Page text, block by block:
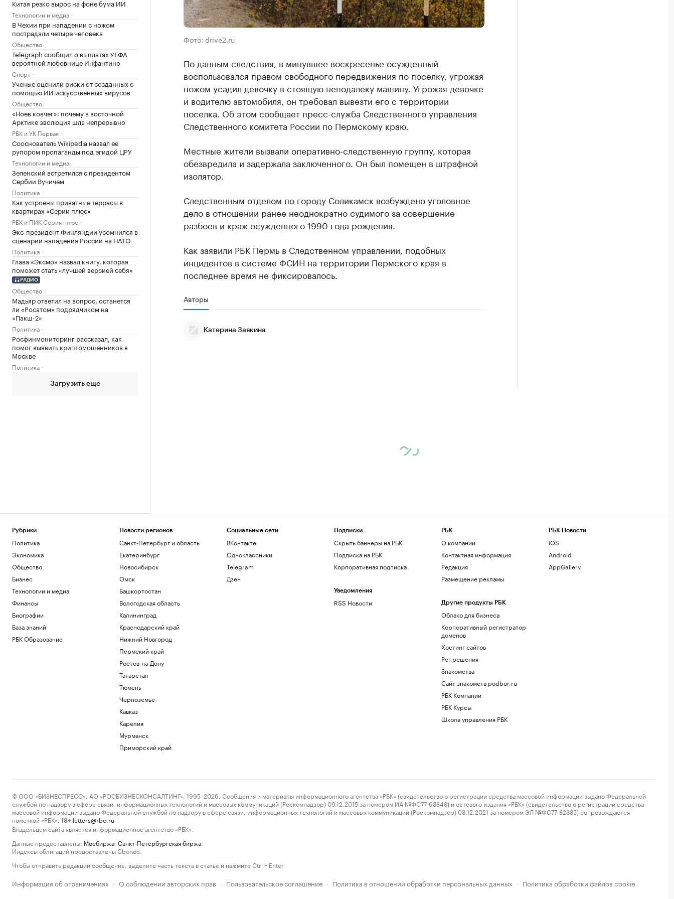
Китая резко вырос на фоне бума ИИ
Технологии и медиа
В Чехии при нападении с ножом
пострадали четыре человека
Общество
Telegraph сообщил о выплатах УЕФА
вероятной любовнице Инфантино
Спорт
Ученые оценили риски от созданных с
помощью ИИ искусственных вирусов
Общество
«Ноев ковчег»: почему в восточной
Арктике эволюция шла непрерывно
РБК и УК Первая
Сооснователь Wikipedia назвал ее
рупором пропаганды под эгидой ЦРУ
Технологии и медиа
Зеленский встретился с президентом
Сербии Вучичем
Политика
Как устроены приватные террасы в
квартирах «Серии плюс»
РБК и ПИК Серия плюс
Экс-президент Финляндии усомнился в
сценарии нападения России на НАТО
Политика
Глава «Эксмо» назвал книгу, которая
поможет стать «лучшей версией себя»
РАДИО
Общество
Мадьяр ответил на вопрос, останется
ли «Росатом» подрядчиком на
«Пакш-2»
Политика
Росфинмониторинг рассказал, как
помог выявить криптомошенников в
Москве
Политика
Загрузить еще
Фото: drive2.ru
По данным следствия, в минувшее воскресенье осужденный
воспользовался правом свободного передвижения по поселку, угрожая
ножом усадил девочку в стоящую неподалеку машину. Угрожая девочке
и водителю автомобиля, он требовал вывезти его с территории
поселка. Об этом сообщает пресс-служба Следственного управления
Следственного комитета России по Пермскому краю.
Местные жители вызвали оперативно-следственную группу, которая
обезвредила и задержала заключенного. Он был помещен в штрафной
изолятор.
Следственным отделом по городу Соликамск возбуждено уголовное
дело в отношении ранее неоднократно судимого за совершение
разбоев и краж осужденного 1990 года рождения.
Как заявили РБК Пермь в Следственном управлении, подобных
инцидентов в системе ФСИН на территории Пермского края в
последнее время не фиксировалось.
Авторы
Катерина Заякина
Рубрики
Политика
Экономика
Общество
Бизнес
Технологии и медиа
Финансы
Биографии
База знаний
РБК Образование
Новости регионов
Санкт-Петербург и область
Екатеринбург
Новосибирск
Омск
Башкортостан
Вологодская область
Калининград
Краснодарский край
Нижний Новгород
Пермский край
Ростов-на-Дону
Татарстан
Тюмень
Черноземье
Кавказ
Карелия
Мурманск
Приморский край
Социальные сети
ВКонтакте
Одноклассники
Telegram
Дзен
Подписки
Скрыть баннеры на РБК
Подписка на РБК
Корпоративная подписка
Уведомления
RSS Новости
РБК
О компании
Контактная информация
Редакция
Размещение рекламы
Другие продукты РБК
Облако для бизнеса
Корпоративный регистратор
доменов
Хостинг сайтов
Рег.решения
Знакомства
Сайт знакомств podbor.ru
РБК Компании
РБК Курсы
Школа управления РБК
РБК Новости
iOS
Android
AppGallery
© ООО «БИЗНЕСПРЕСС», АО «РОСБИЗНЕСКОНСАЛТИНГ», 1995–2026. Сообщения и материалы информационного агентства «РБК» (свидетельство о регистрации средства массовой информации выдано Федеральной
службой по надзору в сфере связи, информационных технологий и массовых коммуникаций (Роскомнадзор) 09.12.2015 за номером ИА №ФС77-63848) и сетевого издания «РБК» (свидетельство о регистрации средства
массовой информации выдано Федеральной службой по надзору в сфере связи, информационных технологий и массовых коммуникаций (Роскомнадзор) 03.12.2021 за номером ЭЛ №ФС77-82385) сопровождаются
пометкой «РБК».
18+ letters@rbc.ru
Владельцем сайта является информационное агентство «РБК».
Данные предоставлены: Мосбиржа Санкт-Петербургская биржа
Индексы облигаций предоставлены Cbonds.
Чтобы отправить редакции сообщение, выделите часть текста в статье и нажмите Ctrl + Enter
Информация об ограничениях · О соблюдении авторских прав · Пользовательское соглашение · Политика в отношении обработки персональных данных · Политика обработки файлов cookie